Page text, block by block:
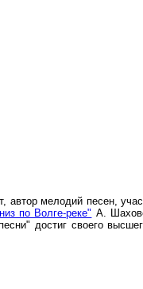
автор мелодий песен,
по Волге-реке" А.
достиг своего